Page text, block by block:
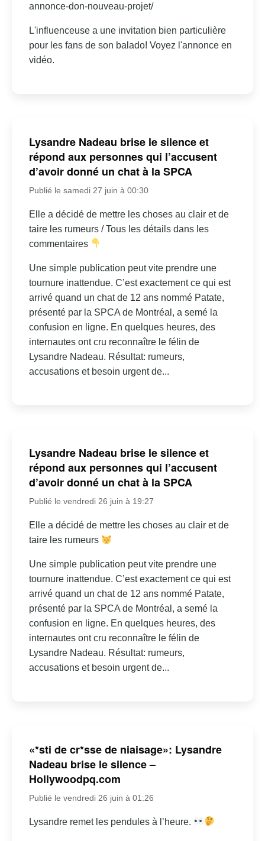
annonce-don-nouveau-projet/
L'influenceuse a une invitation bien particulière
pour les fans de son balado! Voyez l'annonce en
vidéo.
Lysandre Nadeau brise le silence et
répond aux personnes qui l’accusent
d’avoir donné un chat à la SPCA
Publié le samedi 27 juin à 00:30
Elle a décidé de mettre les choses au clair et de
taire les rumeurs / Tous les détails dans les
commentaires
Une simple publication peut vite prendre une
tournure inattendue. C’est exactement ce qui est
arrivé quand un chat de 12 ans nommé Patate,
présenté par la SPCA de Montréal, a semé la
confusion en ligne. En quelques heures, des
internautes ont cru reconnaître le félin de
Lysandre Nadeau. Résultat: rumeurs,
accusations et besoin urgent de...
Lysandre Nadeau brise le silence et
répond aux personnes qui l’accusent
d’avoir donné un chat à la SPCA
Publié le vendredi 26 juin à 19:27
Elle a décidé de mettre les choses au clair et de
taire les rumeurs
Une simple publication peut vite prendre une
tournure inattendue. C’est exactement ce qui est
arrivé quand un chat de 12 ans nommé Patate,
présenté par la SPCA de Montréal, a semé la
confusion en ligne. En quelques heures, des
internautes ont cru reconnaître le félin de
Lysandre Nadeau. Résultat: rumeurs,
accusations et besoin urgent de...
«*sti de cr*sse de niaisage»: Lysandre
Nadeau brise le silence –
Hollywoodpq.com
Publié le vendredi 26 juin à 01:26
Lysandre remet les pendules à l’heure.